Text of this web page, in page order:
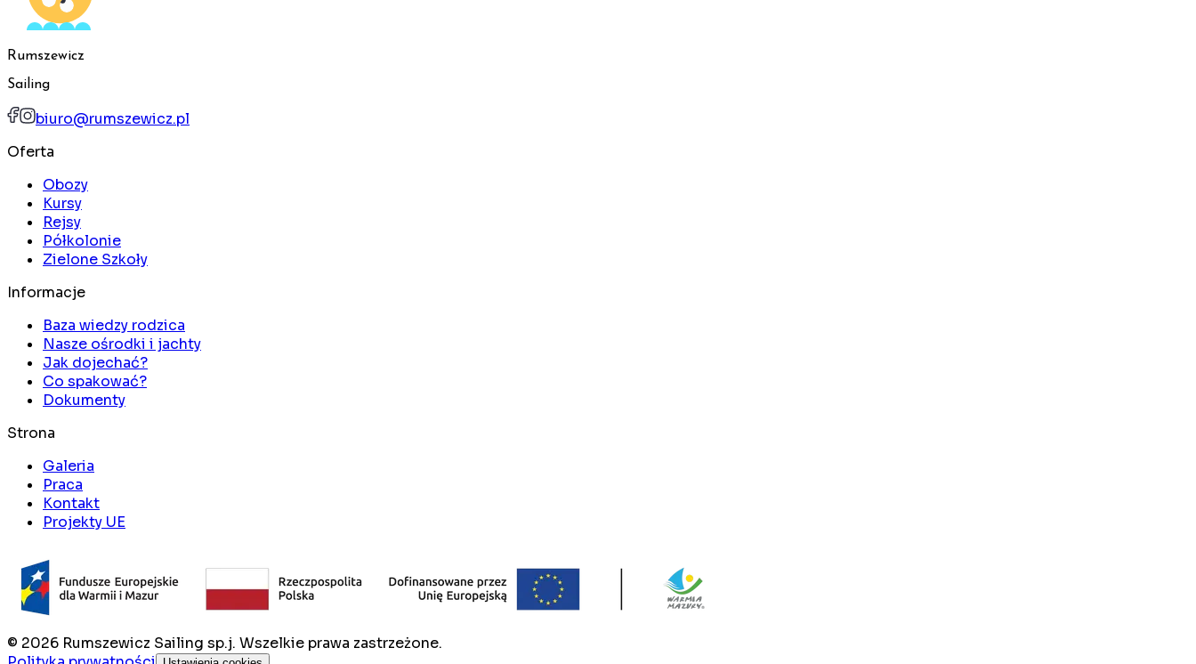
Rumszewicz
Sailing
biuro@rumszewicz.pl
Oferta
Obozy
Kursy
Rejsy
Półkolonie
Zielone Szkoły
Informacje
Baza wiedzy rodzica
Nasze ośrodki i jachty
Jak dojechać?
Co spakować?
Dokumenty
Strona
Galeria
Praca
Kontakt
Projekty UE
© 2026 Rumszewicz Sailing sp.j. Wszelkie prawa zastrzeżone.